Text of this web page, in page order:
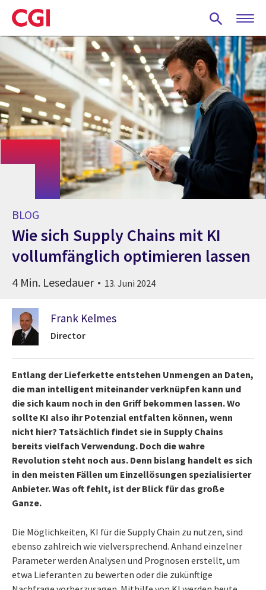
Skip
to
main
content
BLOG
Wie sich Supply Chains mit KI
vollumfänglich optimieren lassen
4 Min. Lesedauer 13. Juni 2024
Frank Kelmes
Director
Entlang der Lieferkette entstehen Unmengen an Daten,
die man intelligent miteinander verknüpfen kann und
die sich kaum noch in den Griff bekommen lassen. Wo
sollte KI also ihr Potenzial entfalten können, wenn
nicht hier? Tatsächlich findet sie in Supply Chains
bereits vielfach Verwendung. Doch die wahre
Revolution steht noch aus. Denn bislang handelt es sich
in den meisten Fällen um Einzellösungen spezialisierter
Anbieter. Was oft fehlt, ist der Blick für das große
Ganze.
Die Möglichkeiten, KI für die Supply Chain zu nutzen, sind
ebenso zahlreich wie vielversprechend. Anhand einzelner
Parameter werden Analysen und Prognosen erstellt, um
etwa Lieferanten zu bewerten oder die zukünftige